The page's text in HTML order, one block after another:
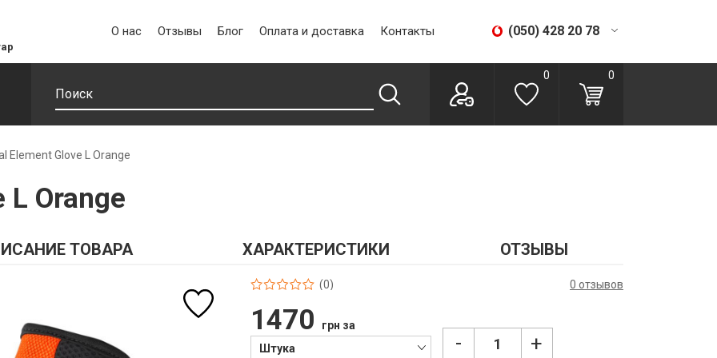
О нас Отзывы Блог Оплата и доставка Контакты (050) 428 20 78
(067) 293 28 56
0 0
Element Glove L Orange
L Orange
ТОВАРА ХАРАКТЕРИСТИКИ ОТЗЫВЫ
(0) 0 отзывов
1470
грн за
Штука
- +